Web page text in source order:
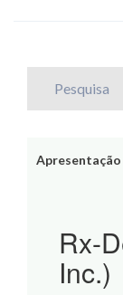
Apresentação
Rx-
Inc.)